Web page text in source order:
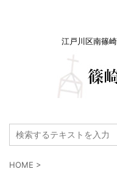
江戸川区南篠
HOME >